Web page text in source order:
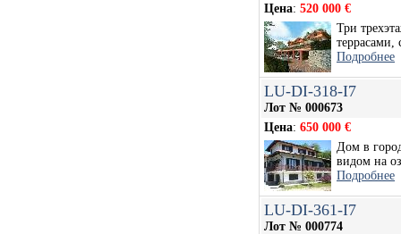
Цена: 520 000 €
Три
террасами,
Подробнее
LU-DI-318-I7
Лот № 000673
Цена: 650 000 €
Дом в
видом на
Подробнее
LU-DI-361-I7
Лот № 000774